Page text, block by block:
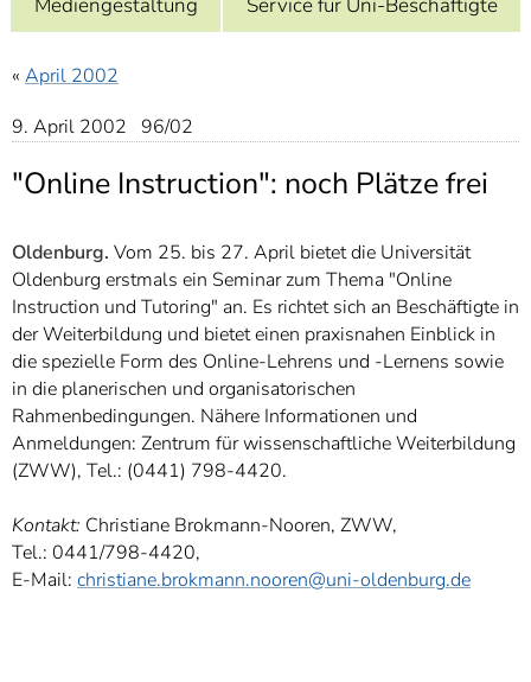
7]
Informationen zur
« April 2002
9. April 2002 96/02
"Online Instruction": noch Plätze frei
Oldenburg. Vom 25. bis 27. April bietet die Universität
Oldenburg erstmals ein Seminar zum Thema "Online
Instruction und Tutoring" an. Es richtet sich an Beschäftigte in
der Weiterbildung und bietet einen praxisnahen Einblick in
die spezielle Form des Online-Lehrens und -Lernens sowie
in die planerischen und organisatorischen
Rahmenbedingungen. Nähere Informationen und
Anmeldungen: Zentrum für wissenschaftliche Weiterbildung
(ZWW), Tel.: (0441) 798-4420.
Kontakt: Christiane Brokmann-Nooren, ZWW,
Tel.: 0441/798-4420,
E-Mail: christiane.brokmann.nooren@uni-oldenburg.de